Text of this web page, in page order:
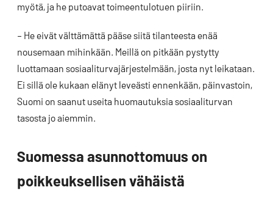
myötä, ja he putoavat toimeentulotuen piiriin.
– He eivät välttämättä pääse siitä tilanteesta enää
nousemaan mihinkään. Meillä on pitkään pystytty
luottamaan sosiaaliturvajärjestelmään, josta nyt leikataan.
Ei sillä ole kukaan elänyt leveästi ennenkään, päinvastoin,
Suomi on saanut useita huomautuksia sosiaaliturvan
tasosta jo aiemmin.
Suomessa asunnottomuus on
poikkeuksellisen vähäistä